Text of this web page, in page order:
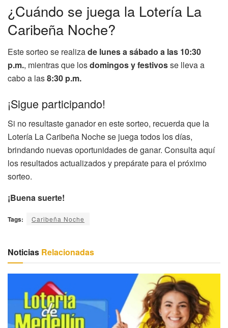
¿Cuándo se juega la Lotería La
Caribeña Noche?
Este sorteo se realizade lunes a sábado a las 10:30
p.m., mientras que losdomingos y festivosse lleva a
cabo a las8:30 p.m.
¡Sigue participando!
Si no resultaste ganador en este sorteo, recuerda que la
Lotería La Caribeña Noche se juega todos los días,
brindando nuevas oportunidades de ganar. Consulta aquí
los resultados actualizados y prepárate para el próximo
sorteo.
¡Buena suerte!
Tags: Caribeña Noche
Noticias Relacionadas